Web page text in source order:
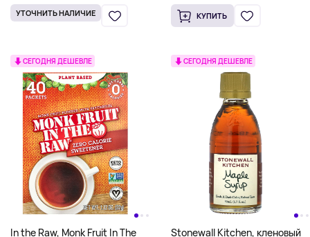
УТОЧНИТЬ НАЛИЧИЕ КУПИТЬ
СЕГОДНЯ ДЕШЕВЛЕ
In the Raw, Monk Fruit In The
СЕГОДНЯ ДЕШЕВЛЕ
Stonewall Kitchen, кленовый